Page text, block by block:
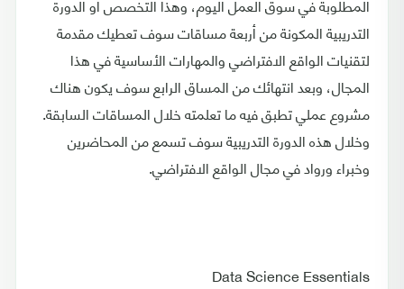
التدريبية المكونة من أربعة مساقات سوف تعطيك مقدمة
لتقنيات الواقع الافتراضي والمهارات الأساسية في هذا
المجال، وبعد انتهائك من المساق الرابع سوف يكون هناك
مشروع عملي تطبق فيه ما تعلمته خلال المساقات السابقة.
وخلال هذه الدورة التدريبية سوف تسمع من المحاضرين
وخبراء ورواد في مجال الواقع الافتراضي.
Data Science Essentials